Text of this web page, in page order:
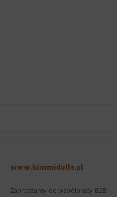
www.kimmidolls.pl
Zapraszamy do współpracy B2B